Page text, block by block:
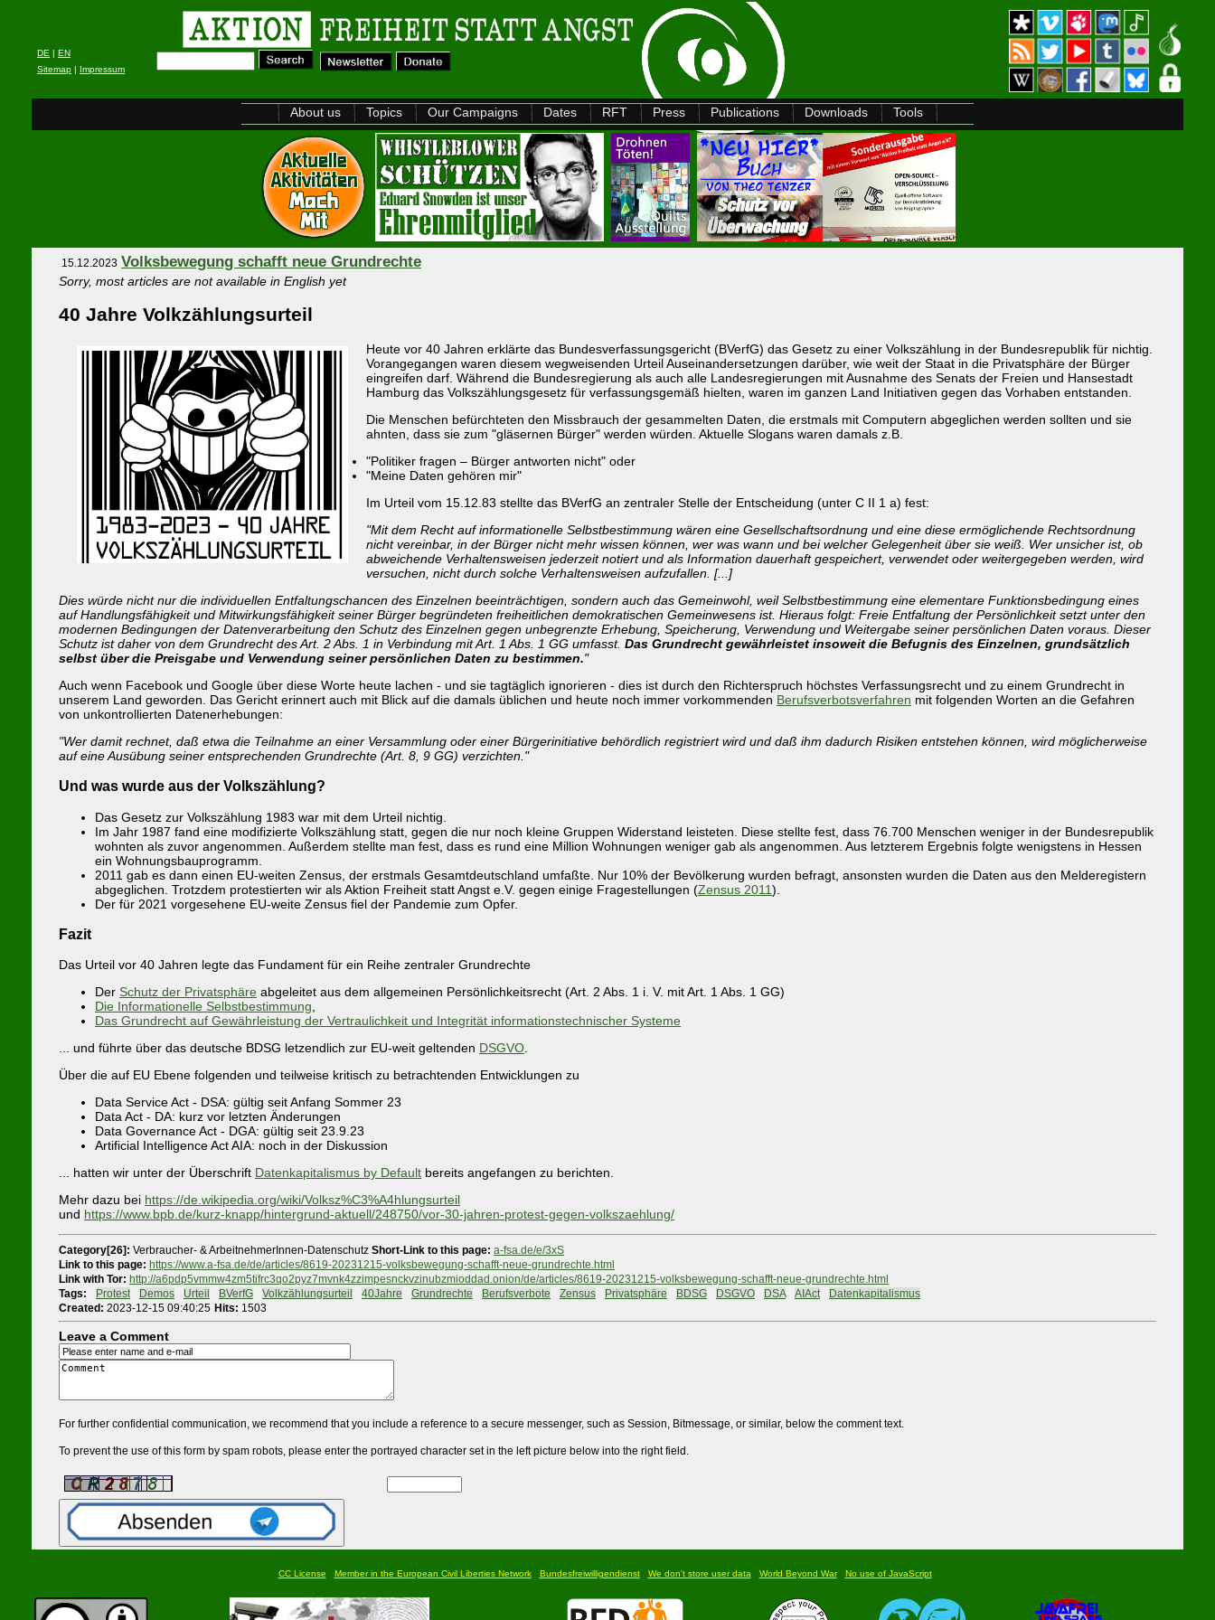
DE | EN
Sitemap | Impressum
About us Topics Our Campaigns Dates RFT Press Publications Downloads Tools
15.12.2023 Volksbewegung schafft neue Grundrechte
Sorry, most articles are not available in English yet
40 Jahre Volkzählungsurteil
Heute vor 40 Jahren erklärte das Bundesverfassungsgericht (BVerfG) das Gesetz zu einer Volkszählung in der Bundesrepublik für nichtig.
Vorangegangen waren diesem wegweisenden Urteil Auseinandersetzungen darüber, wie weit der Staat in die Privatsphäre der Bürger
eingreifen darf. Während die Bundesregierung als auch alle Landesregierungen mit Ausnahme des Senats der Freien und Hansestadt
Hamburg das Volkszählungsgesetz für verfassungsgemäß hielten, waren im ganzen Land Initiativen gegen das Vorhaben entstanden.
Die Menschen befürchteten den Missbrauch der gesammelten Daten, die erstmals mit Computern abgeglichen werden sollten und sie
ahnten, dass sie zum "gläsernen Bürger" werden würden. Aktuelle Slogans waren damals z.B.
"Politiker fragen – Bürger antworten nicht" oder
"Meine Daten gehören mir"
Im Urteil vom 15.12.83 stellte das BVerfG an zentraler Stelle der Entscheidung (unter C II 1 a) fest:
"Mit dem Recht auf informationelle Selbstbestimmung wären eine Gesellschaftsordnung und eine diese ermöglichende Rechtsordnung
nicht vereinbar, in der Bürger nicht mehr wissen können, wer was wann und bei welcher Gelegenheit über sie weiß. Wer unsicher ist, ob
abweichende Verhaltensweisen jederzeit notiert und als Information dauerhaft gespeichert, verwendet oder weitergegeben werden, wird
versuchen, nicht durch solche Verhaltensweisen aufzufallen. [...]
Dies würde nicht nur die individuellen Entfaltungschancen des Einzelnen beeinträchtigen, sondern auch das Gemeinwohl, weil Selbstbestimmung eine elementare Funktionsbedingung eines
auf Handlungsfähigkeit und Mitwirkungsfähigkeit seiner Bürger begründeten freiheitlichen demokratischen Gemeinwesens ist. Hieraus folgt: Freie Entfaltung der Persönlichkeit setzt unter den
modernen Bedingungen der Datenverarbeitung den Schutz des Einzelnen gegen unbegrenzte Erhebung, Speicherung, Verwendung und Weitergabe seiner persönlichen Daten voraus. Dieser
Schutz ist daher von dem Grundrecht des Art. 2 Abs. 1 in Verbindung mit Art. 1 Abs. 1 GG umfasst. Das Grundrecht gewährleistet insoweit die Befugnis des Einzelnen, grundsätzlich
selbst über die Preisgabe und Verwendung seiner persönlichen Daten zu bestimmen."
Auch wenn Facebook und Google über diese Worte heute lachen - und sie tagtäglich ignorieren - dies ist durch den Richterspruch höchstes Verfassungsrecht und zu einem Grundrecht in
unserem Land geworden. Das Gericht erinnert auch mit Blick auf die damals üblichen und heute noch immer vorkommenden Berufsverbotsverfahren mit folgenden Worten an die Gefahren
von unkontrollierten Datenerhebungen:
"Wer damit rechnet, daß etwa die Teilnahme an einer Versammlung oder einer Bürgerinitiative behördlich registriert wird und daß ihm dadurch Risiken entstehen können, wird möglicherweise
auf eine Ausübung seiner entsprechenden Grundrechte (Art. 8, 9 GG) verzichten."
Und was wurde aus der Volkszählung?
Das Gesetz zur Volkszählung 1983 war mit dem Urteil nichtig.
Im Jahr 1987 fand eine modifizierte Volkszählung statt, gegen die nur noch kleine Gruppen Widerstand leisteten. Diese stellte fest, dass 76.700 Menschen weniger in der Bundesrepublik
wohnten als zuvor angenommen. Außerdem stellte man fest, dass es rund eine Million Wohnungen weniger gab als angenommen. Aus letzterem Ergebnis folgte wenigstens in Hessen
ein Wohnungsbauprogramm.
2011 gab es dann einen EU-weiten Zensus, der erstmals Gesamtdeutschland umfaßte. Nur 10% der Bevölkerung wurden befragt, ansonsten wurden die Daten aus den Melderegistern
abgeglichen. Trotzdem protestierten wir als Aktion Freiheit statt Angst e.V. gegen einige Fragestellungen (Zensus 2011).
Der für 2021 vorgesehene EU-weite Zensus fiel der Pandemie zum Opfer.
Fazit
Das Urteil vor 40 Jahren legte das Fundament für ein Reihe zentraler Grundrechte
Der Schutz der Privatsphäre abgeleitet aus dem allgemeinen Persönlichkeitsrecht (Art. 2 Abs. 1 i. V. mit Art. 1 Abs. 1 GG)
Die Informationelle Selbstbestimmung,
Das Grundrecht auf Gewährleistung der Vertraulichkeit und Integrität informationstechnischer Systeme
... und führte über das deutsche BDSG letzendlich zur EU-weit geltenden DSGVO.
Über die auf EU Ebene folgenden und teilweise kritisch zu betrachtenden Entwicklungen zu
Data Service Act - DSA: gültig seit Anfang Sommer 23
Data Act - DA: kurz vor letzten Änderungen
Data Governance Act - DGA: gültig seit 23.9.23
Artificial Intelligence Act AIA: noch in der Diskussion
... hatten wir unter der Überschrift Datenkapitalismus by Default bereits angefangen zu berichten.
Mehr dazu bei https://de.wikipedia.org/wiki/Volksz%C3%A4hlungsurteil
und https://www.bpb.de/kurz-knapp/hintergrund-aktuell/248750/vor-30-jahren-protest-gegen-volkszaehlung/
Category[26]: Verbraucher- & ArbeitnehmerInnen-Datenschutz Short-Link to this page: a-fsa.de/e/3xS
Link to this page: https://www.a-fsa.de/de/articles/8619-20231215-volksbewegung-schafft-neue-grundrechte.html
Link with Tor: http://a6pdp5vmmw4zm5tifrc3qo2pyz7mvnk4zzimpesnckvzinubzmioddad.onion/de/articles/8619-20231215-volksbewegung-schafft-neue-grundrechte.html
Tags:
Protest Demos Urteil BVerfG Volkzählungsurteil 40Jahre Grundrechte Berufsverbote Zensus Privatsphäre BDSG DSGVO DSA AIAct
Datenkapitalismus
Created: 2023-12-15 09:40:25 Hits: 1503
Leave a Comment
For further confidential communication, we recommend that you include a reference to a secure messenger, such as Session, Bitmessage, or similar, below the comment text.
To prevent the use of this form by spam robots, please enter the portrayed character set in the left picture below into the right field.
CC License Member in the European Civil Liberties Network Bundesfreiwilligendienst We don't store user data World Beyond War No use of JavaScript